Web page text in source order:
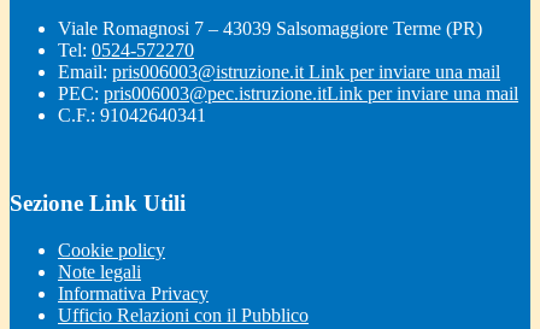
Viale Romagnosi 7 – 43039 Salsomaggiore Terme (PR)
Tel: 0524-572270
Email: pris006003@istruzione.it Link per inviare una mail
PEC: pris006003@pec.istruzione.itLink per inviare una mail
C.F.: 91042640341
Sezione Link Utili
Cookie policy
Note legali
Informativa Privacy
Ufficio Relazioni con il Pubblico